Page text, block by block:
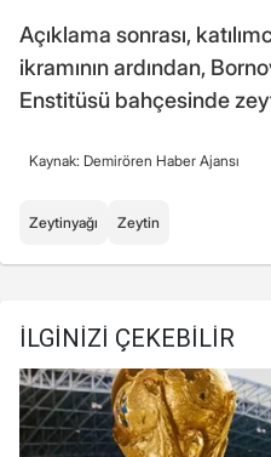
Açıklama sonrası,
ikramının ardından,
Enstitüsü bahçesinde
Kaynak: Demirören Haber Ajansı
Zeytinyağı Zeytin